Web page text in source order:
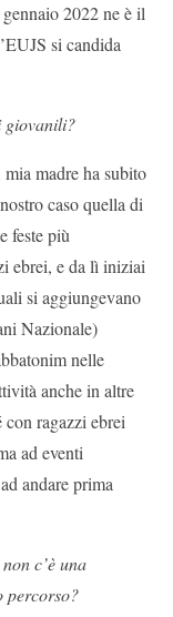
2022 ne è il
si candida
giovanili?
madre ha subito
caso quella di
feste più
ebrei, e da lì iniziai
si aggiungevano
Nazionale)
nelle
anche in altre
ragazzi ebrei
ad eventi
andare prima
c’è una
percorso?